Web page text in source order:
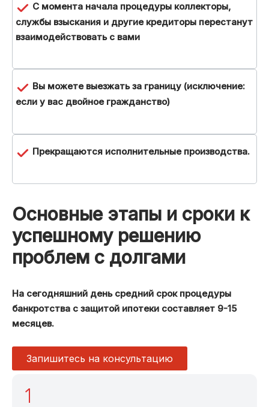
С момента начала процедуры коллекторы,
службы взыскания и другие кредиторы перестанут
взаимодействовать с вами
Вы можете выезжать за границу (исключение:
если у вас двойное гражданство)
Прекращаются исполнительные производства.
Основные этапы и сроки к
успешному решению
проблем с долгами
На сегодняшний день средний срок процедуры
банкротства с защитой ипотеки составляет 9-15
месяцев.
Запишитесь на консультацию